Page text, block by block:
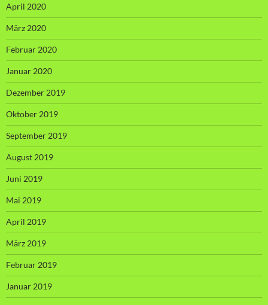
April 2020
März 2020
Februar 2020
Januar 2020
Dezember 2019
Oktober 2019
September 2019
August 2019
Juni 2019
Mai 2019
April 2019
März 2019
Februar 2019
Januar 2019